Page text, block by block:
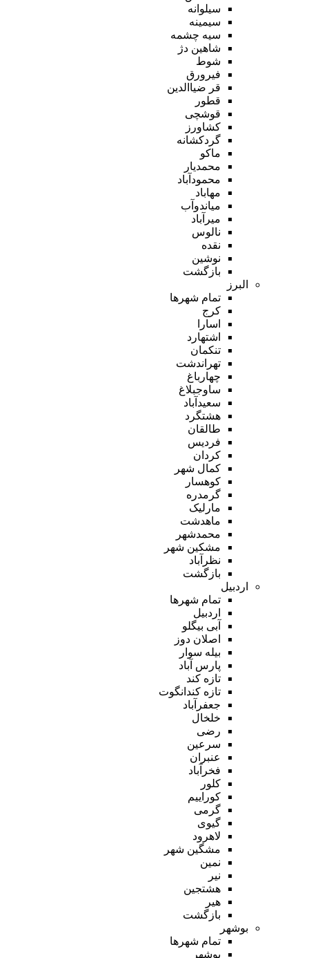
سیلوانه
سیمینه
سیه چشمه
شاهین دژ
شوط
فیرورق
قر ضیاالدین
قطور
قوشچی
کشاورز
گردکشانه
ماکو
محمدیار
محمودآباد
مهاباد
میاندوآب
میرآباد
نالوس
نقده
نوشین
بازگشت
البرز
تمام شهر‌ها
کرج
اسارا
اشتهارد
تنکمان
تهراندشت
چهارباغ
ساوجبلاغ
سعیدآباد
هشتگرد
طالقان
فردیس
کردان
کمال شهر
کوهسار
گرمدره
مارلیک
ماهدشت
محمدشهر
مشکین شهر
نظرآباد
بازگشت
اردبیل
تمام شهر‌ها
اردبیل
آبی بیگلو
اصلان دوز
بیله سوار
پارس آباد
تازه کند
تازه کندانگوت
جعفرآباد
خلخال
رضی
سرعین
عنبران
فخرآباد
کلور
کوراییم
گرمی
گیوی
لاهرود
مشگین شهر
نمین
نیر
هشتجین
هیر
بازگشت
بوشهر
تمام شهر‌ها
بوشهر